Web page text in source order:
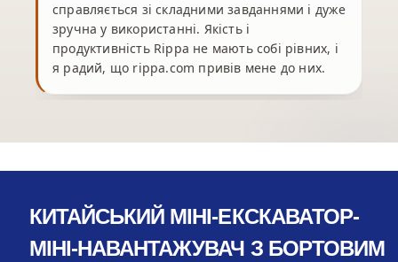
справляється зі складними завданнями і дуже
зручна у використанні. Якість і
продуктивність Rippa не мають собі рівних, і
я радий, що rippa.com привів мене до них.
КИТАЙСЬКИЙ МІНІ-ЕКСКАВАТОР-
МІНІ-НАВАНТАЖУВАЧ З БОРТОВИМ